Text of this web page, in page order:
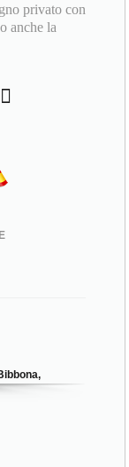
privato con
anche la